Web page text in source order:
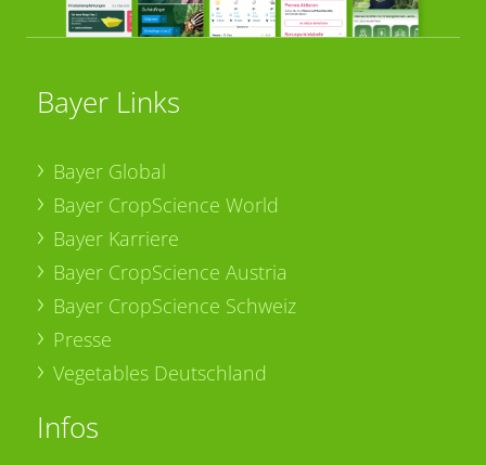
Bayer Links
Bayer Global
Bayer CropScience World
Bayer Karriere
Bayer CropScience Austria
Bayer CropScience Schweiz
Presse
Vegetables Deutschland
Infos